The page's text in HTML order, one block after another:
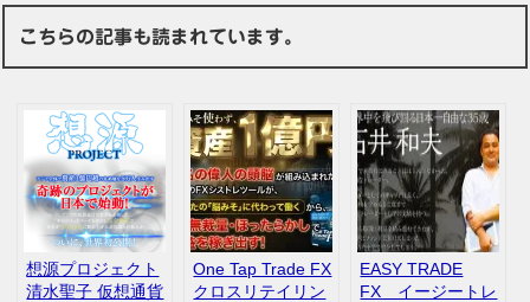
こちらの記事も読まれています。
想源プロジェクト
清水聖子 仮想通貨
One Tap Trade FX
クロスリテイリン
EASY TRADE
FX イージートレ